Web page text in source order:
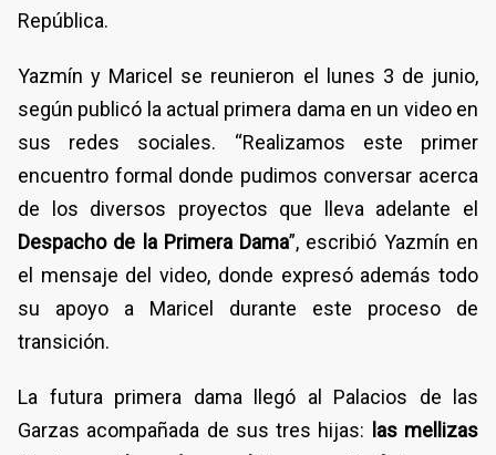
República.
Yazmín y Maricel se reunieron el lunes 3 de junio,
según publicó la actual primera dama en un video en
sus redes sociales. “Realizamos este primer
encuentro formal donde pudimos conversar acerca
de los diversos proyectos que lleva adelante el
Despacho de la Primera Dama”, escribió Yazmín en
el mensaje del video, donde expresó además todo
su apoyo a Maricel durante este proceso de
transición.
La futura primera dama llegó al Palacios de las
Garzas acompañada de sus tres hijas: las mellizas